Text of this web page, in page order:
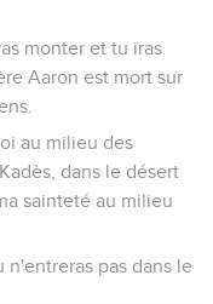
monter et tu iras
Aaron est mort sur
au milieu des
dans le désert
sainteté au milieu
n'entreras pas dans le